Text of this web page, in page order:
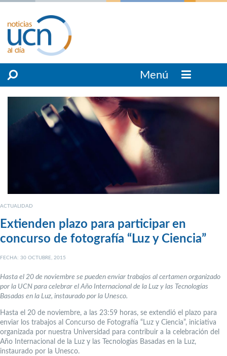
Menú
ACTUALIDAD
Extienden plazo para participar en
concurso de fotografía “Luz y Ciencia”
FECHA: 30 OCTUBRE, 2015
Hasta el 20 de noviembre se pueden enviar trabajos al certamen organizado
por la UCN para celebrar el Año Internacional de la Luz y las Tecnologías
Basadas en la Luz, instaurado por la Unesco.
Hasta el 20 de noviembre, a las 23:59 horas, se extendió el plazo para
enviar los trabajos al Concurso de Fotografía “Luz y Ciencia”, iniciativa
organizada por nuestra Universidad para contribuir a la celebración del
Año Internacional de la Luz y las Tecnologías Basadas en la Luz,
instaurado por la Unesco.